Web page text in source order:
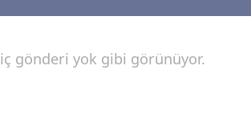
gönderi yok gibi görünüyor.